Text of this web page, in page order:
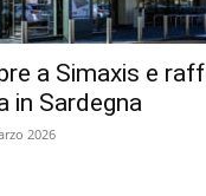
a Simaxis e
in Sardegna
2026